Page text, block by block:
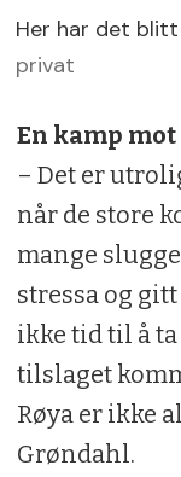
Her har det
privat
En kamp
– Det er
når de store
mange
stressa og
ikke tid til å
tilslaget
Røya er ikke
Grøndahl.